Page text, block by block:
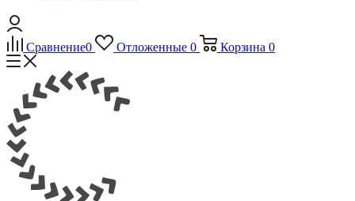
Сравнение0 Отложенные 0 Корзина 0